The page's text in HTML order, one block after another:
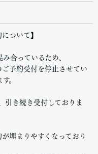
ついて】
合っているため、
予約受付を停止させてい
。
引き続き受付しておりま
埋まりやすくなっており